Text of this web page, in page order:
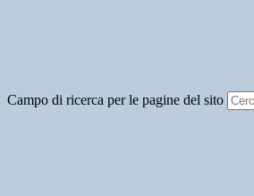
Campo di ricerca per le pagine del sito